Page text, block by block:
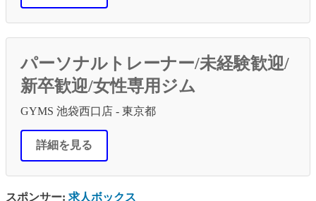
パーソナルトレーナー/未経験歓迎/
新卒歓迎/女性専用ジム
GYMS 池袋西口店 - 東京都
詳細を見る
スポンサー: 求人ボックス